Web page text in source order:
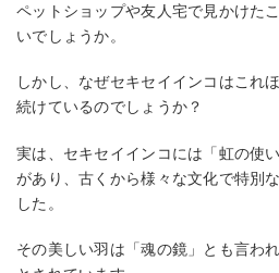
ペットショップや友人宅で見かけた
いでしょうか。
しかし、なぜセキセイインコはこれ
続けているのでしょうか？
実は、セキセイインコには「虹の使
があり、古くから様々な文化で特別
した。
その美しい羽は「魂の鏡」とも言わ